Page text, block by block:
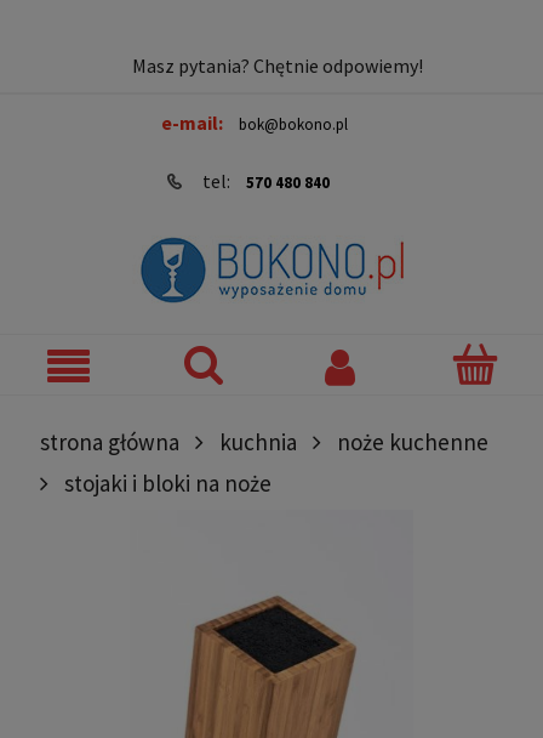
Masz pytania? Chętnie odpowiemy!
e-mail: bok@bokono.pl
tel: 570 480 840
strona główna kuchnia
noże kuchenne
stojaki i bloki na noże